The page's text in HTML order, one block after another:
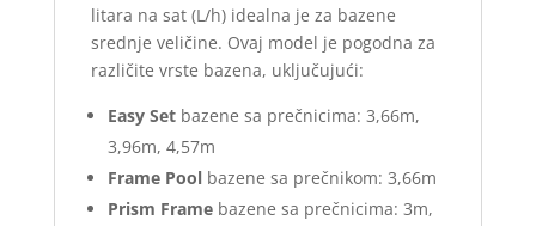
litara na sat (L/h) idealna je za bazene
srednje veličine. Ovaj model je pogodna za
različite vrste bazena, uključujući:
Easy Setbazene sa prečnicima: 3,66m,
3,96m, 4,57m
Frame Poolbazene sa prečnikom: 3,66m
Prism Framebazene sa prečnicima: 3m,